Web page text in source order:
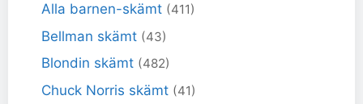
Alla barnen-skämt (411)
Bellman skämt (43)
Blondin skämt (482)
Chuck Norris skämt (41)